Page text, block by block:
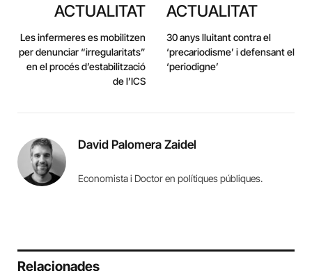
ACTUALITAT
Les infermeres es mobilitzen
per denunciar “irregularitats”
en el procés d’estabilització
de l’ICS
ACTUALITAT
30 anys lluitant contra el
‘precariodisme’ i defensant el
‘periodigne’
David Palomera Zaidel
Economista i Doctor en polítiques públiques.
Relacionades